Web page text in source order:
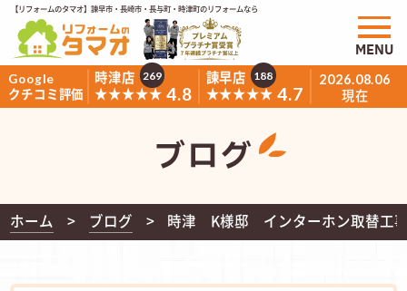
【リフォームのタマオ】諫早市・長崎市・長与町・時津町のリフォームなら
Google
クチコミ評価
時津店
★★★★★ 4.8
269
諫早店
★★★★★ 4.7
188 2026.08.06
現在
MENU
ブログ
ホーム ブログ 時津 K様邸 インターホン取替工